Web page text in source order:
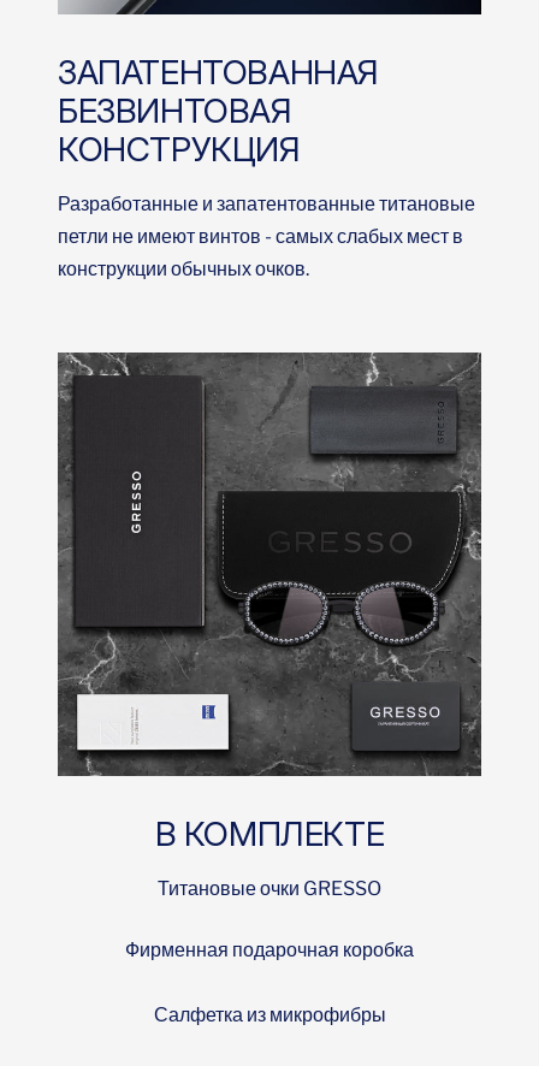
ЗАПАТЕНТОВАННАЯ
БЕЗВИНТОВАЯ
КОНСТРУКЦИЯ
Разработанные и запатентованные титановые
петли не имеют винтов - самых слабых мест в
конструкции обычных очков.
В КОМПЛЕКТЕ
Титановые очки GRESSO
Фирменная подарочная коробка
Салфетка из микрофибры